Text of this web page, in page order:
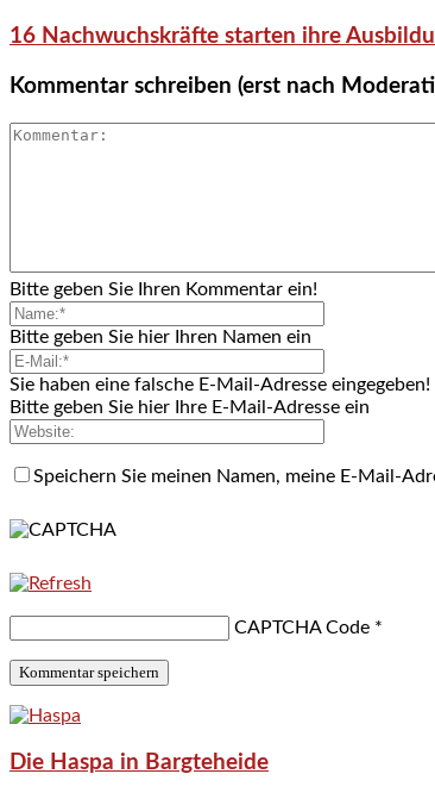
16 Nachwuchskräfte starten ihre
Kommentar schreiben (erst nach
Bitte geben Sie Ihren Kommentar ein!
Bitte geben Sie hier Ihren Namen ein
Sie haben eine falsche E-Mail-Adresse eingegeben!
Bitte geben Sie hier Ihre E-Mail-Adresse ein
Speichern Sie meinen Namen, meine E-Mail-
CAPTCHA Code *
Die Haspa in Bargteheide